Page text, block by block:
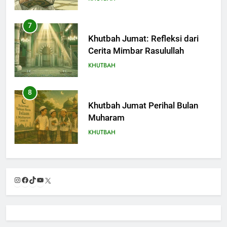
7
Khutbah Jumat: Refleksi dari
Cerita Mimbar Rasulullah
KHUTBAH
8
Khutbah Jumat Perihal Bulan
Muharam
KHUTBAH
9
Instagram
Facebook
TikTok
YouTube